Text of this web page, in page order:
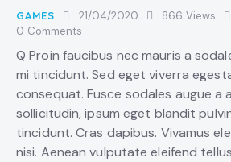
GAMES 21/04/2020 866 Views
0 Comments
Q Proin faucibus nec mauris a
mi tincidunt. Sed eget viverra
consequat. Fusce sodales augue a
sollicitudin, ipsum eget blandit
tincidunt. Cras dapibus. Vivamus
nisi. Aenean vulputate eleifend